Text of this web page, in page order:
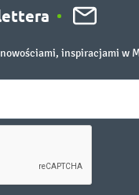
inspiracjami w